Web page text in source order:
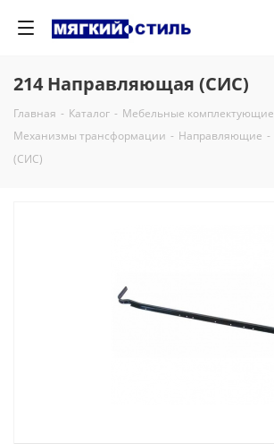
214 Направляющая (СИС)
Главная - Каталог - Мебельные комплектующие
Механизмы трансформации - Направляющие -
(СИС)